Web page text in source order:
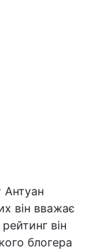
Антуан
він вважає
він
блогера